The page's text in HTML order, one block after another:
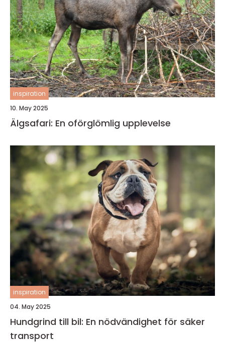
inspiration
10. May 2025
Älgsafari: En oförglömlig upplevelse
inspiration
04. May 2025
Hundgrind till bil: En nödvändighet för säker
transport